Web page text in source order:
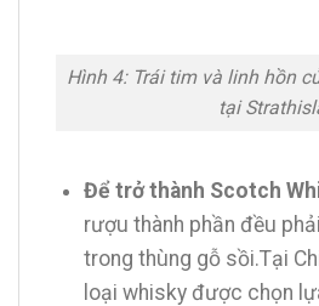
Hình 4: Trái tim và linh hồn
tại
Để trở thành Scotch
rượu thành phần đều
trong thùng gỗ sồi.Tại
loại whisky được chọn